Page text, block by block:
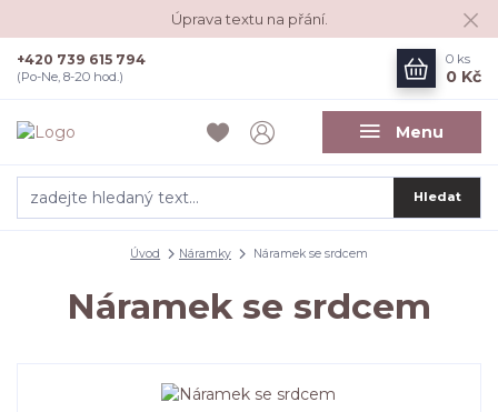
Úprava textu na přání.
Menu
Hledat
+420 739 615 794
(Po-Ne, 8-20 hod.)
0 ks
0 Kč
Úvod Náramky Náramek se srdcem
Náramek se srdcem